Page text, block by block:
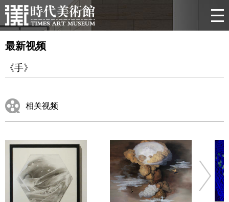
最新视频
《手》
相关视频